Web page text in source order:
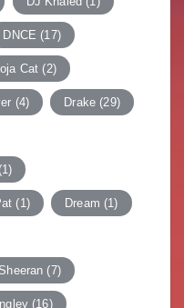
DNCE (17)
Cat (2)
(4) Drake (29)
(1)
(1) Dream (1)
(7)
(16)